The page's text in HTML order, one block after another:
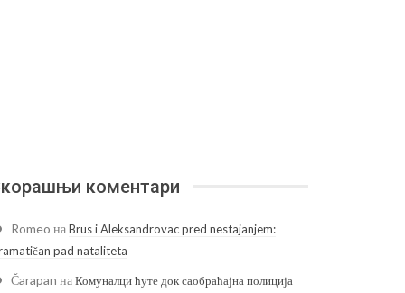
коментари
Romeo наBrus i Aleksandrovac pred nestajanjem:
pad nataliteta
Čarapan наКомуналци ћуте док саобраћајна полиција